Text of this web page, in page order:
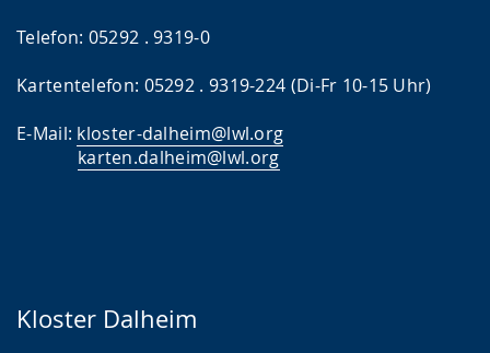
Telefon: 05292 . 9319-0
Kartentelefon: 05292 . 9319-224 (Di-Fr 10-15 Uhr)
E-Mail: kloster-dalheim@lwl.org
karten.dalheim@lwl.org
Kloster Dalheim